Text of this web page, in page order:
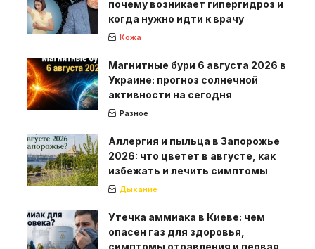
почему возникает гипергидроз и
когда нужно идти к врачу
Кожа
Магнитные бури 6 августа 2026 в
Украине: прогноз солнечной
активности на сегодня
Разное
Аллергия и пыльца в Запорожье
2026: что цветет в августе, как
избежать и лечить симптомы
Дыхание
Утечка аммиака в Киеве: чем
опасен газ для здоровья,
симптомы отравления и первая